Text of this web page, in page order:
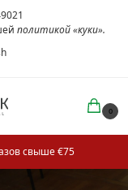
политикой «куки».
0
свыше €75